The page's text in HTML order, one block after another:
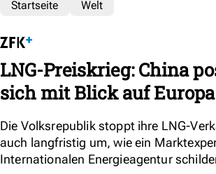
Startseite Welt
LNG-Preiskrieg: China
sich mit Blick auf
Die Volksrepublik stoppt ihre LNG-
auch langfristig um, wie ein
Internationalen Energieagentur